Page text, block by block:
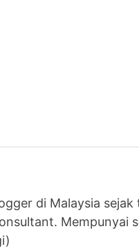
di Malaysia
Mempunyai